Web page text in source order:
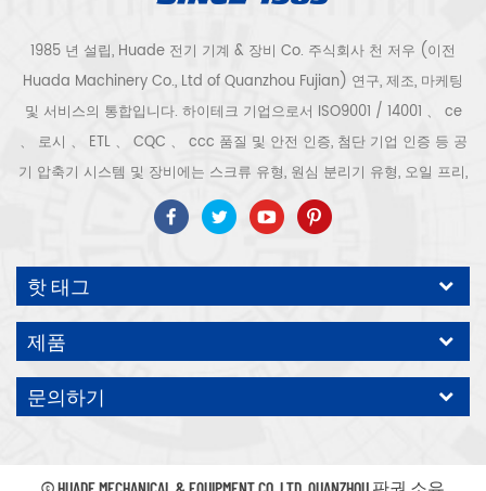
1985 년 설립, Huade 전기 기계 & 장비 Co. 주식회사 천 저우 (이전
Huada Machinery Co., Ltd of Quanzhou Fujian) 연구, 제조, 마케팅
및 서비스의 통합입니다. 하이테크 기업으로서 ISO9001 / 14001 、 ce
、 로시 、 ETL 、 CQC 、 ccc 품질 및 안전 인증, 첨단 기업 인증 등 공
기 압축기 시스템 및 장비에는 스크류 유형, 원심 분리기 유형, 오일 프리,
스크롤 유형, 피스톤 유형, 건조기, 필터, 배수기, 완전한 공기 압축기 생산
라인 등이 포함됩니다. 보다 300 가지 유형의 공기 압축기 산업 전문가
우리 회사는 보다 30 년 경력 from 압력 용기, 전기 모터, 정밀 부품 가공
및 장비에 대한 최고의 부품 주조 조립. 또한 우리 회사는 영구 자석 서보
모터의 자체 핵심 프로세스를 개발하고 관련 기술 특허를 획득하여 국가
에너지 절약 및 환경 보호 기술 발전에 기여했습니다. 우리 자신의 브랜
드 공기 압축기를 기대하십시오, ODM / OEM 수락입니다.
핫 태그
제품
문의하기